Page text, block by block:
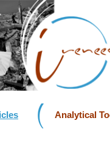
Analytical